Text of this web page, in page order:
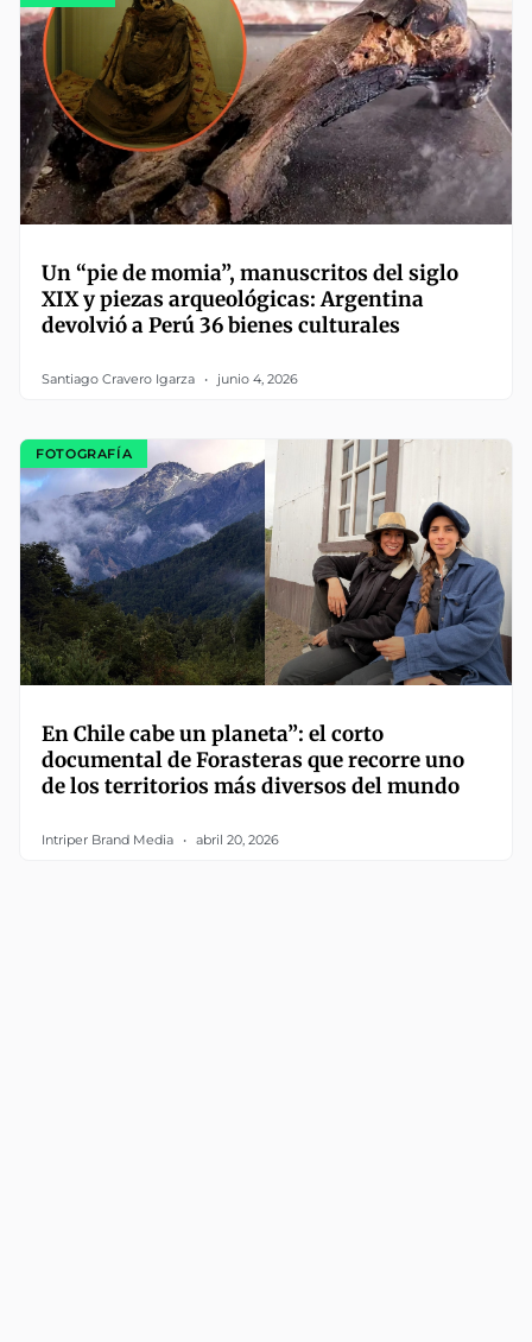
Un “pie de momia”, manuscritos del siglo
XIX y piezas arqueológicas: Argentina
devolvió a Perú 36 bienes culturales
Santiago Cravero Igarza junio 4, 2026
FOTOGRAFÍA
En Chile cabe un planeta”: el corto
documental de Forasteras que recorre uno
de los territorios más diversos del mundo
Intriper Brand Media abril 20, 2026